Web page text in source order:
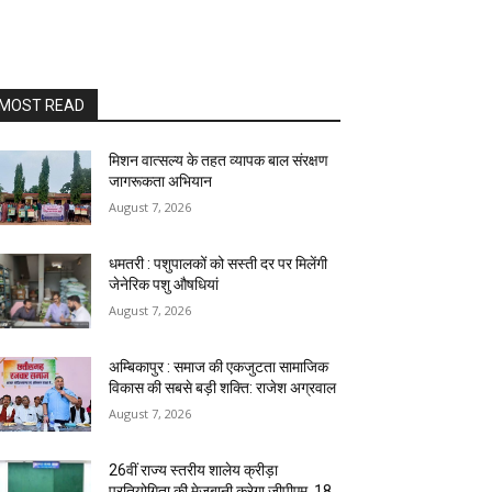
READ
मिशन वात्सल्य के तहत व्यापक बाल संरक्षण
जागरूकता अभियान
August 7, 2026
धमतरी : पशुपालकों को सस्ती दर पर मिलेंगी
जेनेरिक पशु औषधियां
August 7, 2026
अम्बिकापुर : समाज की एकजुटता सामाजिक
विकास की सबसे बड़ी शक्ति: राजेश अग्रवाल
August 7, 2026
26वीं राज्य स्तरीय शालेय क्रीड़ा